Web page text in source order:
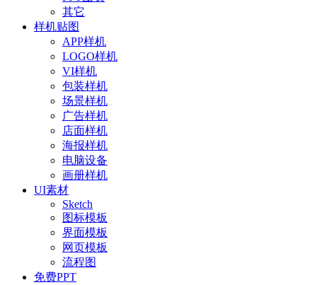
其它
样机贴图
APP样机
LOGO样机
VI样机
包装样机
场景样机
广告样机
店面样机
海报样机
电脑设备
画册样机
UI素材
Sketch
图标模板
界面模板
网页模板
流程图
免费PPT